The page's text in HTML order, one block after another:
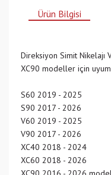
Ürün Bilgisi
Direksiyon Simit Nikelajı
XC90 modeller için
S60 2019 - 2025
S90 2017 - 2026
V60 2019 - 2025
V90 2017 - 2026
XC40 2018 - 2024
XC60 2018 - 2026